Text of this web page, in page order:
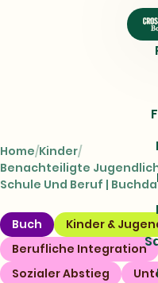
Home Kinder
Benachteiligte
Schule Und Beruf |
Buch
Kinder &
Berufliche Integration
Sozialer Abstieg